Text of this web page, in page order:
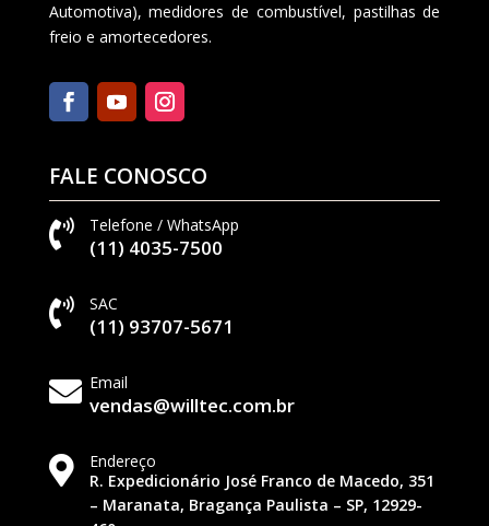
Automotiva), medidores de combustível, pastilhas de
freio e amortecedores.
FALE CONOSCO
 Telefone / WhatsApp
(11) 4035-7500
 SAC
(11) 93707-5671
 Email
vendas@willtec.com.br

Endereço
R. Expedicionário José Franco de Macedo, 351
– Maranata, Bragança Paulista – SP, 12929-